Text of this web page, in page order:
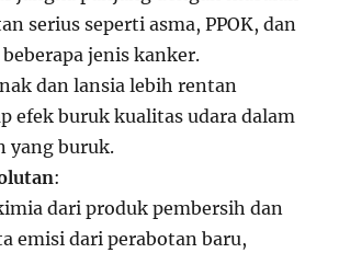
serius seperti asma, PPOK, dan
jenis kanker.
dan lansia lebih rentan
efek buruk kualitas udara dalam
yang buruk.
:
dari produk pembersih dan
emisi dari perabotan baru,